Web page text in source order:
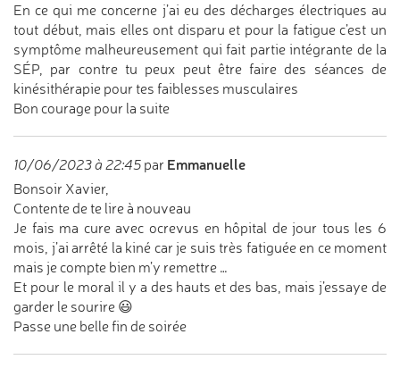
En ce qui me concerne j’ai eu des décharges électriques au
tout début, mais elles ont disparu et pour la fatigue c’est un
symptôme malheureusement qui fait partie intégrante de la
SÉP, par contre tu peux peut être faire des séances de
kinésithérapie pour tes faiblesses musculaires
Bon courage pour la suite
10/06/2023 à 22:45 par Emmanuelle
Bonsoir Xavier,
Contente de te lire à nouveau
Je fais ma cure avec ocrevus en hôpital de jour tous les 6
mois, j’ai arrêté la kiné car je suis très fatiguée en ce moment
mais je compte bien m’y remettre …
Et pour le moral il y a des hauts et des bas, mais j’essaye de
garder le sourire 😃
Passe une belle fin de soirée